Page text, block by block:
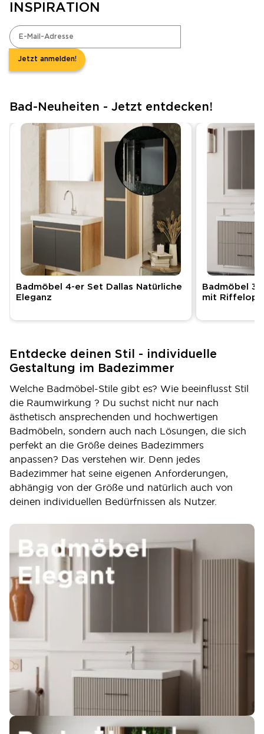
INSPIRATION
Jetzt anmelden!
Bad-Neuheiten - Jetzt entdecken!
Badmöbel 4-er Set Dallas Natürliche
Eleganz
Badmöbel 3-
mit
Entdecke deinen Stil - individuelle
Gestaltung im Badezimmer
Welche Badmöbel-Stile gibt es? Wie beeinflusst Stil
die Raumwirkung ? Du suchst nicht nur nach
ästhetisch ansprechenden und hochwertigen
Badmöbeln, sondern auch nach Lösungen, die sich
perfekt an die Größe deines Badezimmers
anpassen? Das verstehen wir. Denn jedes
Badezimmer hat seine eigenen Anforderungen,
abhängig von der Größe und natürlich auch von
deinen individuellen Bedürfnissen als Nutzer.